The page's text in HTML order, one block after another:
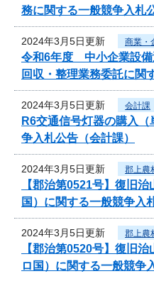
務に関する一般競争入札
2024年3月5日更新 商業・
令和6年度 中小企業設備
回収・整理業務委託に関
2024年3月5日更新 会計課
R6交通信号灯器の購入
争入札公告（会計課）
2024年3月5日更新 郡上農
【郡治第0521号】復旧
国）に関する一般競争入
2024年3月5日更新 郡上農
【郡治第0520号】復旧
ロ国）に関する一般競争